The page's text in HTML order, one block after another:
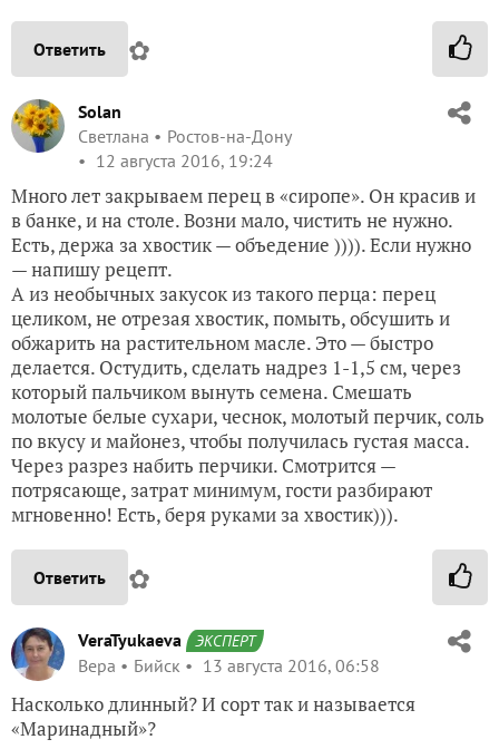
Ответить ✿
Solan
Светлана
Ростов-на-Дону
12 августа 2016, 19:24
Много лет закрываем перец в «сиропе». Он красив и
в банке, и на столе. Возни мало, чистить не нужно.
Есть, держа за хвостик — объедение )))). Если нужно
— напишу рецепт.
А из необычных закусок из такого перца: перец
целиком, не отрезая хвостик, помыть, обсушить и
обжарить на растительном масле. Это — быстро
делается. Остудить, сделать надрез 1-1,5 см, через
который пальчиком вынуть семена. Смешать
молотые белые сухари, чеснок, молотый перчик, соль
по вкусу и майонез, чтобы получилась густая масса.
Через разрез набить перчики. Смотрится —
потрясающе, затрат минимум, гости разбирают
мгновенно! Есть, беря руками за хвостик))).
Ответить ✿
VeraTyukaeva ЭКСПЕРТ
Вера Бийск 13 августа 2016, 06:58
Насколько длинный? И сорт так и называется
«Маринадный»?